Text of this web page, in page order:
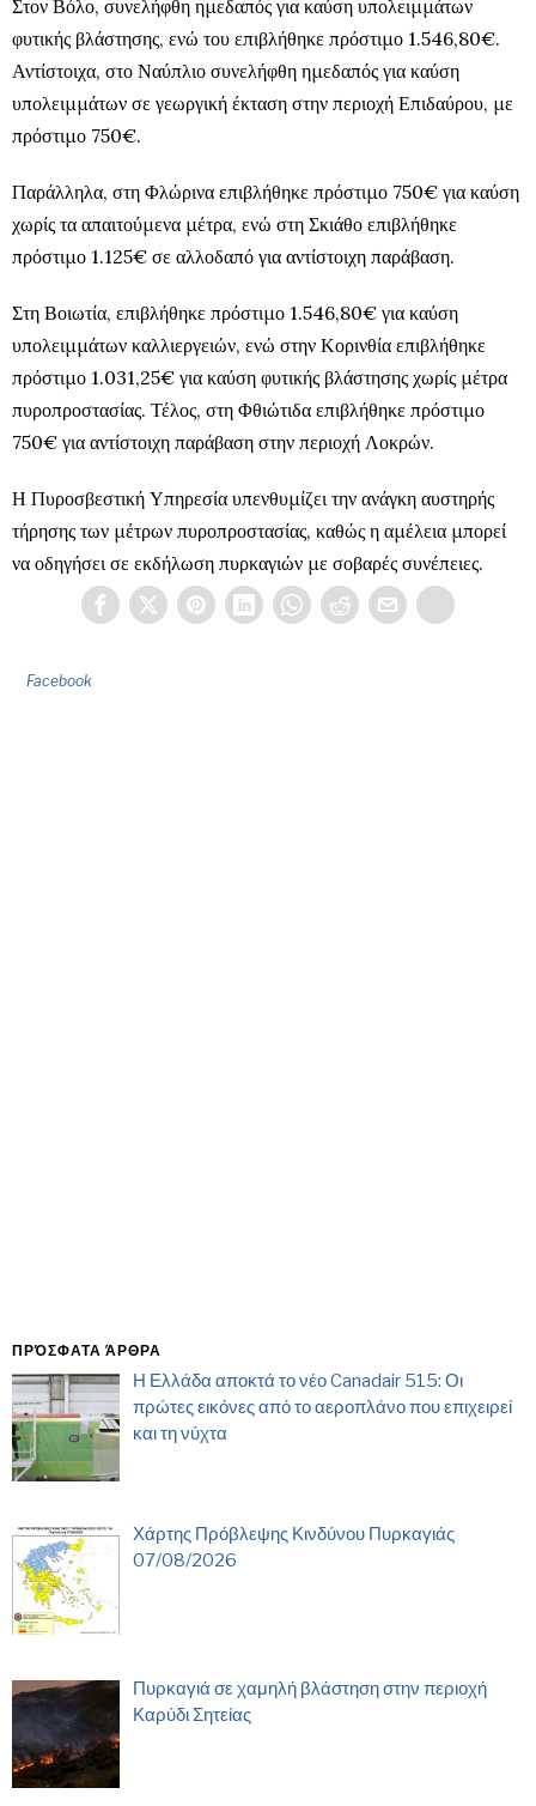
Στον Βόλο, συνελήφθη ημεδαπός για καύση υπολειμμάτων
φυτικής βλάστησης, ενώ του επιβλήθηκε πρόστιμο 1.546,80€.
Αντίστοιχα, στο Ναύπλιο συνελήφθη ημεδαπός για καύση
υπολειμμάτων σε γεωργική έκταση στην περιοχή Επιδαύρου, με
πρόστιμο 750€.
Παράλληλα, στη Φλώρινα επιβλήθηκε πρόστιμο 750€ για καύση
χωρίς τα απαιτούμενα μέτρα, ενώ στη Σκιάθο επιβλήθηκε
πρόστιμο 1.125€ σε αλλοδαπό για αντίστοιχη παράβαση.
Στη Βοιωτία, επιβλήθηκε πρόστιμο 1.546,80€ για καύση
υπολειμμάτων καλλιεργειών, ενώ στην Κορινθία επιβλήθηκε
πρόστιμο 1.031,25€ για καύση φυτικής βλάστησης χωρίς μέτρα
πυροπροστασίας. Τέλος, στη Φθιώτιδα επιβλήθηκε πρόστιμο
750€ για αντίστοιχη παράβαση στην περιοχή Λοκρών.
Η Πυροσβεστική Υπηρεσία υπενθυμίζει την ανάγκη αυστηρής
τήρησης των μέτρων πυροπροστασίας, καθώς η αμέλεια μπορεί
να οδηγήσει σε εκδήλωση πυρκαγιών με σοβαρές συνέπειες.
Facebook
ΠΡΌΣΦΑΤΑ ΆΡΘΡΑ
Η Ελλάδα αποκτά το νέο Canadair 515: Οι
πρώτες εικόνες από το αεροπλάνο που επιχειρεί
και τη νύχτα
Χάρτης Πρόβλεψης Κινδύνου Πυρκαγιάς
07/08/2026
Πυρκαγιά σε χαμηλή βλάστηση στην περιοχή
Καρύδι Σητείας